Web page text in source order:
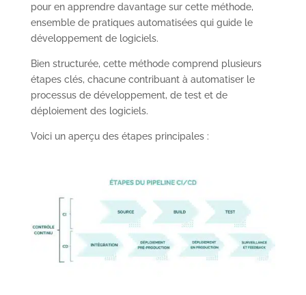
pour en apprendre davantage sur cette méthode,
ensemble de pratiques automatisées qui guide le
développement de logiciels.
Bien structurée, cette méthode comprend plusieurs
étapes clés, chacune contribuant à automatiser le
processus de développement, de test et de
déploiement des logiciels.
Voici un aperçu des étapes principales :